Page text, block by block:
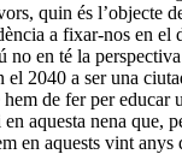
quin és l’objecte
a fixar-nos en
no en té la
el 2040 a ser una
de fer per
aquesta nena que,
en aquests vint anys